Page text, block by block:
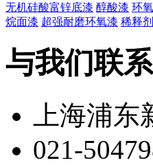
无机硅酸富锌底漆 醇酸漆 环
烷面漆 超强耐磨环氧漆 稀释剂
与我们联系
上海浦
021-